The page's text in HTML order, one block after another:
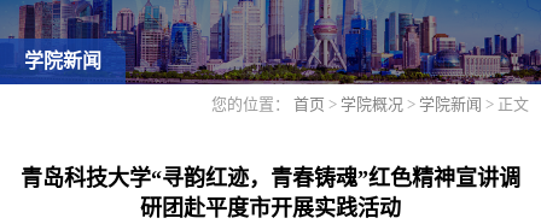
学院新闻
您的位置： 首页 > 学院概况 > 学院新闻 > 正文
青岛科技大学“寻韵红迹，青春铸魂”红色精神宣讲调
研团赴平度市开展实践活动